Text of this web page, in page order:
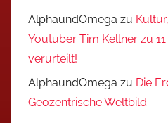
AlphaundOmega zu
Youtuber Tim Kellner zu
verurteilt!
AlphaundOmega zu Die
Geozentrische Weltbild